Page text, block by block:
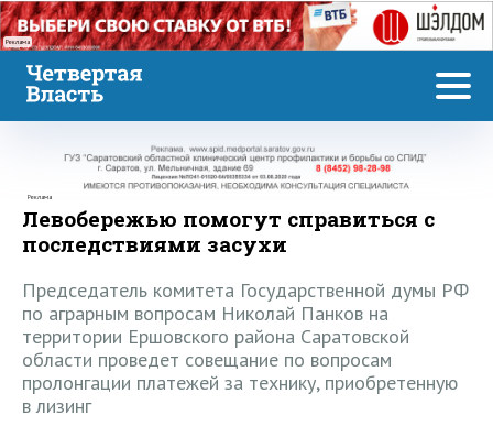
Реклама
Реклама
Левобережью помогут справиться с
последствиями засухи
Председатель комитета Государственной думы РФ
по аграрным вопросам Николай Панков на
территории Ершовского района Саратовской
области проведет совещание по вопросам
пролонгации платежей за технику, приобретенную
в лизинг